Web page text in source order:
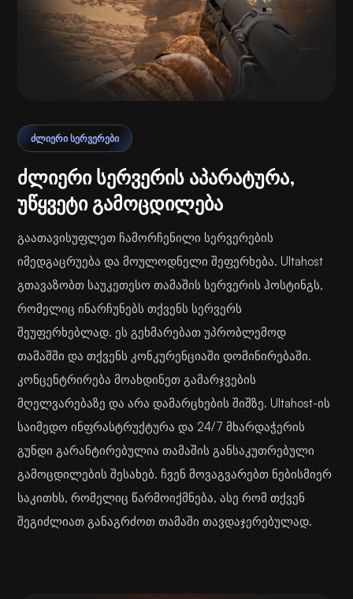
ᲫᲚᲘᲔᲠᲘ ᲡᲔᲠᲕᲔᲠᲔᲑᲘ
ძლიერი სერვერის აპარატურა,
უწყვეტი გამოცდილება
გაათავისუფლეთ ჩამორჩენილი სერვერების
იმედგაცრუება და მოულოდნელი შეფერხება. Ultahost
გთავაზობთ საუკეთესო თამაშის სერვერის ჰოსტინგს,
რომელიც ინარჩუნებს თქვენს სერვერს
შეუფერხებლად. ეს გეხმარებათ უპრობლემოდ
თამაშში და თქვენს კონკურენციაში დომინირებაში.
კონცენტრირება მოახდინეთ გამარჯვების
მღელვარებაზე და არა დამარცხების შიშზე. Ultahost-ის
საიმედო ინფრასტრუქტურა და 24/7 მხარდაჭერის
გუნდი გარანტირებულია თამაშის განსაკუთრებული
გამოცდილების შესახებ. ჩვენ მოვაგვარებთ ნებისმიერ
საკითხს, რომელიც წარმოიქმნება, ასე რომ თქვენ
შეგიძლიათ განაგრძოთ თამაში თავდაჯერებულად.